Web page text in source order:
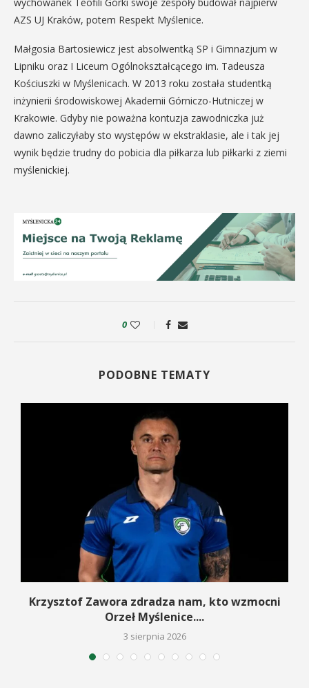
AZS UJ Kraków, potem Respekt Myślenice.
Małgosia Bartosiewicz jest absolwentką SP i Gimnazjum w
Lipniku oraz I Liceum Ogólnokształcącego im. Tadeusza
Kościuszki w Myślenicach. W 2013 roku została studentką
inżynierii środowiskowej Akademii Górniczo-Hutniczej w
Krakowie. Gdyby nie poważna kontuzja zawodniczka już
dawno zaliczyłaby sto występów w ekstraklasie, ale i tak jej
wynik będzie trudny do pobicia dla piłkarza lub piłkarki z ziemi
myślenickiej.
0
PODOBNE TEMATY
Krzysztof Zawora zdradza nam, kto wzmocni
Orzeł Myślenice....
3 sierpnia 2026